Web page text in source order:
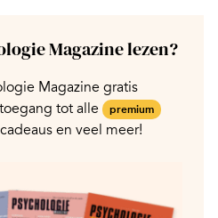
Magazine lezen?
Magazine gratis
tot alle
premium
en veel meer!